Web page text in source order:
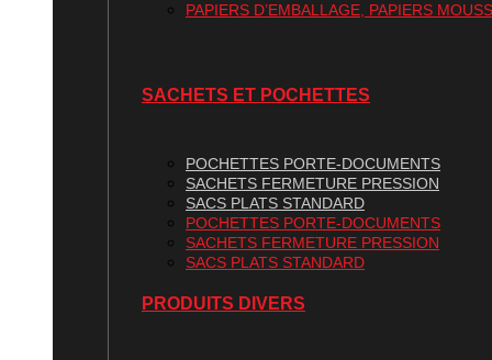
PAPIERS D’EMBALLAGE, PAPIERS
SACHETS ET POCHETTES
POCHETTES PORTE-DOCUMENTS
SACHETS FERMETURE PRESSION
SACS PLATS STANDARD
POCHETTES PORTE-DOCUMENTS
SACHETS FERMETURE PRESSION
SACS PLATS STANDARD
PRODUITS DIVERS